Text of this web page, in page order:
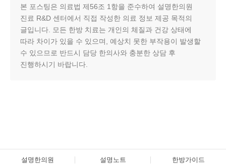
본 포스팅은 의료법 제56조 1항을 준수하여 설명한의원
진료 R&D 센터에서 직접 작성한 의료 정보 제공 목적의
글입니다. 모든 한방 치료는 개인의 체질과 건강 상태에
따라 차이가 있을 수 있으며, 예상치 못한 부작용이 발생할
수 있으므로 반드시 담당 한의사와 충분한 상담 후
진행하시기 바랍니다.
설명한의원 설명노트 한방가이드